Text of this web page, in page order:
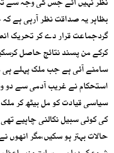
نظر نہیں آئے جس کی وجہ سے
بظاہر یہ صداقت نظر آرہی ہے
گردجماعت قرار دے کر تحریک
کرکے من پسند نتائج حاصل
سامنے آئی ہے جب ملک پہلے
استحکام نے غریب آدمی سے دو
سیاسی قیادت کو مل بیٹھ کر
کی کوئی سبیل نکالنی چاہیے
حالات بہتر ہو سکیں،مگر انھوں